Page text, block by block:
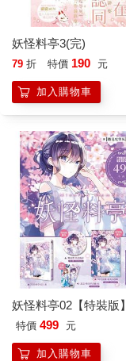
妖怪料亭3(完)
79 折 特價 190 元
加入購物車
妖怪料亭02【特裝版】
特價 499 元
加入購物車